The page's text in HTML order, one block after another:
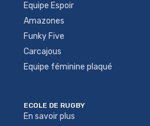
Equipe Espoir
Amazones
Funky Five
Carcajous
Equipe féminine plaqué
ECOLE DE RUGBY
En savoir plus